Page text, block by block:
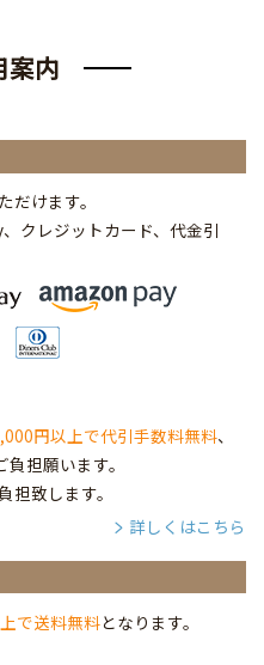
案内
けます。
、クレジットカード、代金引
円以上で代引手数料無料、
担願います。
致します。
詳しくはこちら
で送料無料となります。